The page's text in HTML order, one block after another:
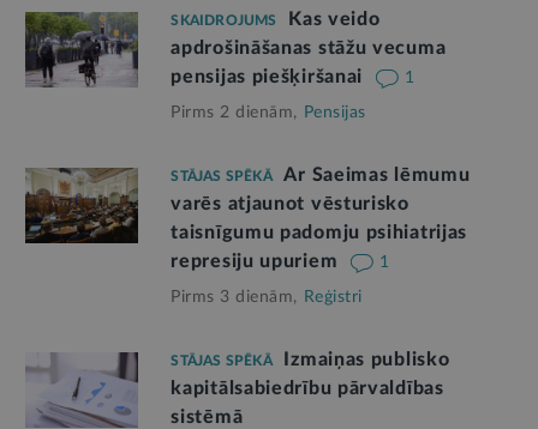
SKAIDROJUMS
Kas veido
apdrošināšanas stāžu vecuma
pensijas piešķiršanai
1
Pirms 2 dienām, Pensijas
STĀJAS SPĒKĀ
Ar Saeimas lēmumu
varēs atjaunot vēsturisko
taisnīgumu padomju psihiatrijas
represiju upuriem
1
Pirms 3 dienām, Reģistri
STĀJAS SPĒKĀ
Izmaiņas publisko
kapitālsabiedrību pārvaldības
sistēmā